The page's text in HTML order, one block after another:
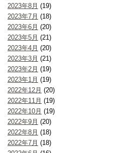
2023年8月 (19)
2023年7月 (18)
2023年6月 (20)
2023年5月 (21)
2023年4月 (20)
2023年3月 (21)
2023年2月 (19)
2023年1月 (19)
2022年12月 (20)
2022年11月 (19)
2022年10月 (19)
2022年9月 (20)
2022年8月 (18)
2022年7月 (18)